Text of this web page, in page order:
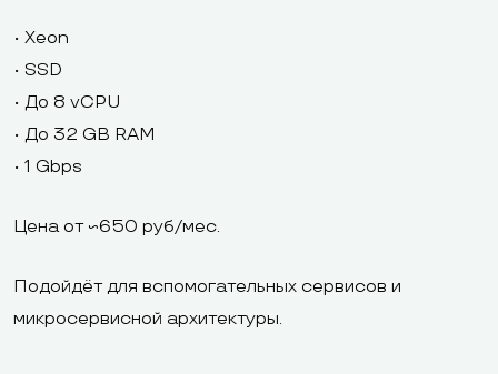
• Xeon
• SSD
• До 8 vCPU
• До 32 GB RAM
• 1 Gbps
Цена от ~650 руб/мес.
Подойдёт для вспомогательных сервисов и
микросервисной архитектуры.